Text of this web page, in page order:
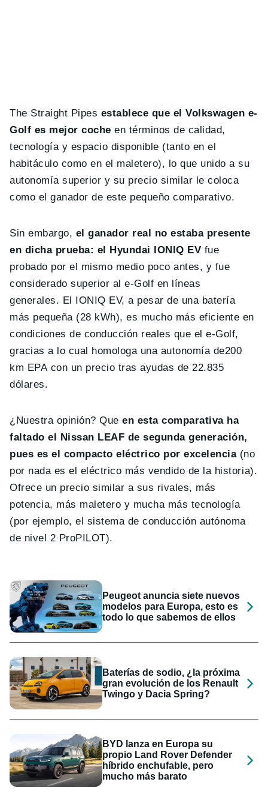
The Straight Pipes establece que el Volkswagen e-
Golf es mejor coche en términos de calidad,
tecnología y espacio disponible (tanto en el
habitáculo como en el maletero), lo que unido a su
autonomía superior y su precio similar le coloca
como el ganador de este pequeño comparativo.
Sin embargo, el ganador real no estaba presente
en dicha prueba: el Hyundai IONIQ EV fue
probado por el mismo medio poco antes, y fue
considerado superior al e-Golf en líneas
generales. El IONIQ EV, a pesar de una batería
más pequeña (28 kWh), es mucho más eficiente en
condiciones de conducción reales que el e-Golf,
gracias a lo cual homologa una autonomía de200
km EPA con un precio tras ayudas de 22.835
dólares.
¿Nuestra opinión? Queen esta comparativa ha
faltado el Nissan LEAF de segunda generación,
pues es el compacto eléctrico por excelencia(no
por nada es el eléctrico más vendido de la historia).
Ofrece un precio similar a sus rivales, más
potencia, más maletero y mucha más tecnología
(por ejemplo, el sistema de conducción autónoma
de nivel 2 ProPILOT).
Peugeot anuncia siete nuevos
modelos para Europa, esto es
todo lo que sabemos de ellos
Baterías de sodio, ¿la próxima
gran evolución de los Renault
Twingo y Dacia Spring?
BYD lanza en Europa su
propio Land Rover Defender
híbrido enchufable, pero
mucho más barato